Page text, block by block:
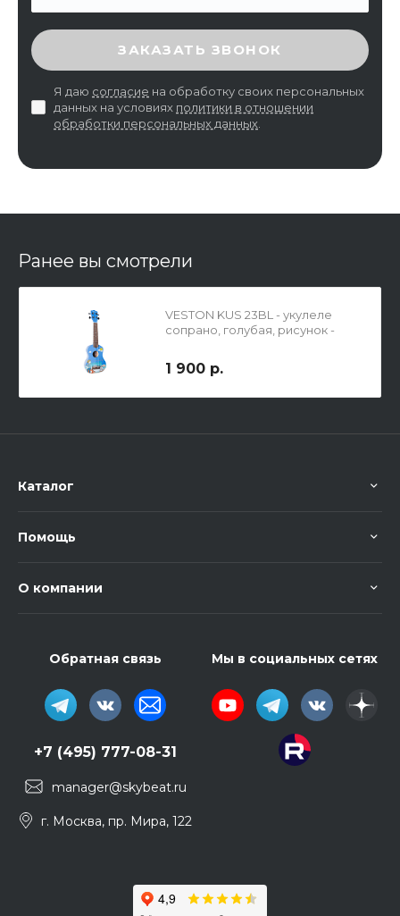
ВВЕДИТЕ ПРОВЕРОЧНЫЙ КОД
ЗАКАЗАТЬ ЗВОНОК
Я даю согласие на обработку своих персональных
данных на условиях политики в отношении
обработки персональных данных
Ранее вы смотрели
VESTON KUS 23BL - укулеле
сопрано, голубая, рисунок -
1 900 р.
Каталог
Помощь
О компании
Обратная связь
+7 (495) 777-08-31
manager@skybeat.ru
г. Москва, пр. Мира, 122
Мы в социальных сетях